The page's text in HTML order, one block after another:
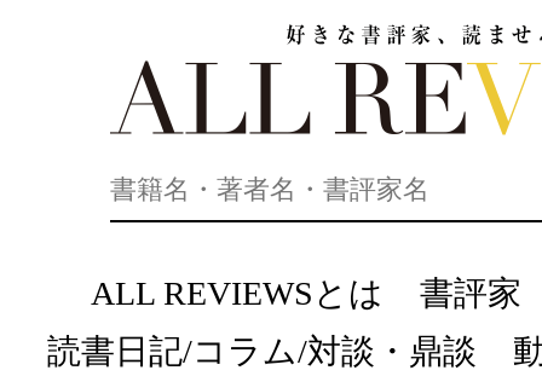
ALL REVIEWSとは
書評家
読書日記/コラム/対談・鼎談